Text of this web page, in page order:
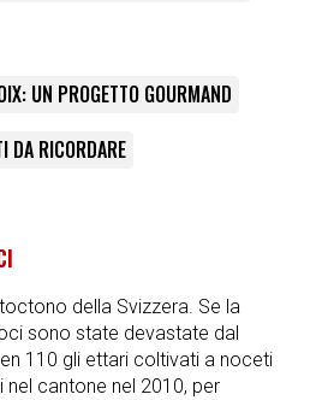
UN PROGETTO GOURMAND
DA RICORDARE
della Svizzera. Se la
sono state devastate dal
110 gli ettari coltivati a noceti
cantone nel 2010, per